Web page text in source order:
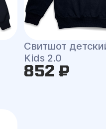
Свитшот
Kids 2.0
852 ₽